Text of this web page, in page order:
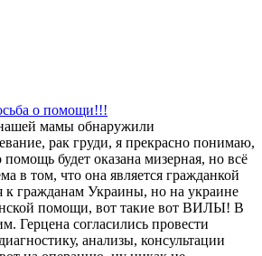
мамы обнаружили
рак груди, я прекрасно понимаю,
помощь будет оказана мизерная, но всё
в том, что она является гражданкой
гражданам Украины, но на украине
помощи, вот такие вот ВИЛЫ! В
Герцена согласились провести
анализы, консультации